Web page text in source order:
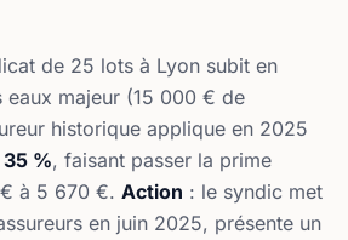
de 25 lots à Lyon subit en
eaux majeur (15 000 € de
historique applique en 2025
%, faisant passer la prime
à 5 670 €. Action : le syndic met
en juin 2025, présente un